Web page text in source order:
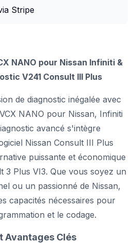
NANO pour Nissan Infiniti &
V241 Consult III Plus
de diagnostic inégalée avec
NANO pour Nissan, Infiniti
avancé s'intègre
Nissan Consult III Plus
puissante et économique
3 Plus VI3. Que vous soyez un
ou un passionné de Nissan,
capacités nécessaires pour
et le codage.
Avantages Clés